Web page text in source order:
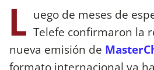
L uego de meses de
Telefe confirmaron la
nueva emisión de
formato internacional ya